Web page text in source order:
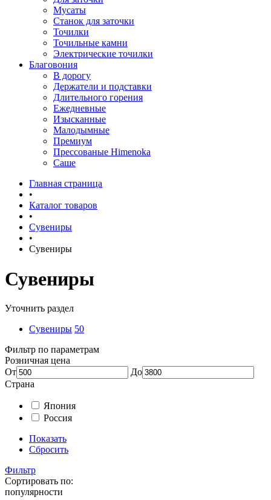
Мусаты
Станок для заточки
Точилки
Точильные камни
Электрические точилки
Благовония
В дорогу
Держатели и подставки
Длительного горения
Ежедневные
Изысканные
Малодымные
Премиум
Прессованые Himenoka
Саше
Главная страница
•
Каталог товаров
•
Сувениры
•
Сувениры
Сувениры
Уточнить раздел
Сувениры 50
Фильтр по параметрам
Розничная цена
От
До
Страна
Япония
Россия
Показать
Сбросить
Фильтр
Сортировать по:
популярности